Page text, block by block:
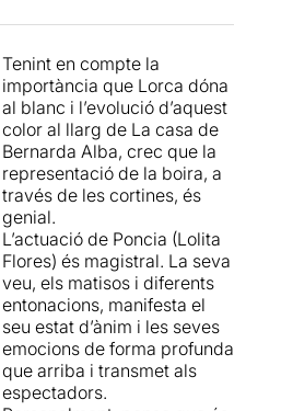
passat- la mateixa Bernarda,
María Josefa, i altres...
Lolita Flores es mimetitza
amb Poncia d’una manera
que fins ara no li havíem vist
amb cap altre personatge.
La força popular i tel·lúrica
de molts personatges
lorquians troben en l’actriu el
vehicle més adequat. Flores
fa una gran interpretació,
plena de matisos, i ens
regala tota l’energia d’un
personatge que abans que
ella han interpretat grans
actrius de tots els racons del
món: Antonia Herrero, Mari
Tenint en compte la
importància que Lorca dóna
al blanc i l’evolució d’aquest
color al llarg de La casa de
Bernarda Alba, crec que la
representació de la boira, a
través de les cortines, és
genial.
L’actuació de Poncia (Lolita
Flores) és magistral. La seva
veu, els matisos i diferents
entonacions, manifesta el
seu estat d’ànim i les seves
emocions de forma profunda
que arriba i transmet als
espectadors.